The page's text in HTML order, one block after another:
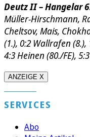
Deutz II – Hangelar
Müller-Hirschmann,
Cheltsov, Mais,
(1.), 0:2 Wallrafen (8.),
4:3 Heinen (80./FE),
ANZEIGE X
SERVICES
Abo